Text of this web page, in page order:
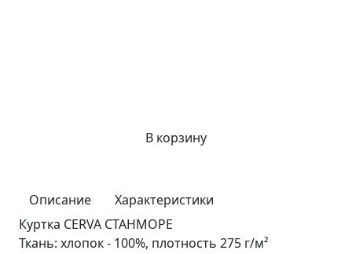
В корзину
Описание
Характеристики
Куртка CERVA СТАНМОРЕ
Ткань: хлопок - 100%, плотность 275 г/м²